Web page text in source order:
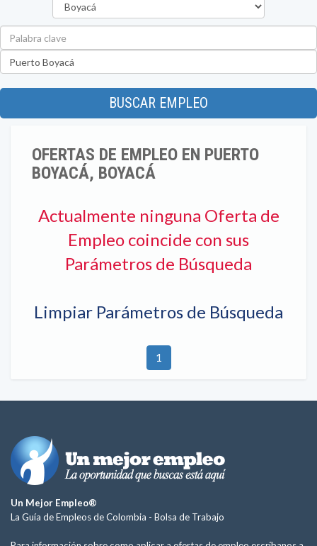
BUSCAR EMPLEO
OFERTAS DE EMPLEO EN PUERTO
BOYACÁ, BOYACÁ
Actualmente ninguna Oferta de
Empleo coincide con sus
Parámetros de Búsqueda
Limpiar Parámetros de Búsqueda
1
Un Mejor Empleo®
La Guía de Empleos de Colombia - Bolsa de Trabajo